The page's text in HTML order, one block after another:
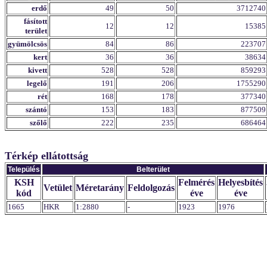
erdő 49 50
3712740
fásított
terület
12 12
15385
gyümölcsös
84 86
223707
kert
36 36
38634
kivett
528 528
859293
legelő
191 206
1755290
rét
168 178
377340
szántó
153 183
877509
szőlő
222 235 686464
Térkép ellátottság
Település Belterület
KSH
kód
Vetület Méretarány Feldolgozás
Felmérés
éve
Helyesbítés
éve
1665 HKR 1:2880 - 1923 1976